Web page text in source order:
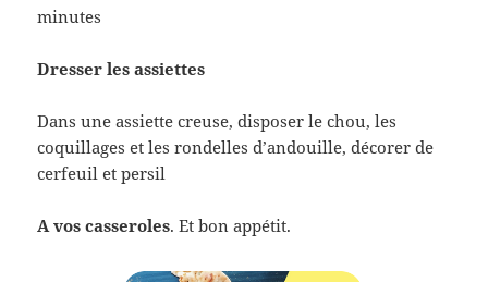
minutes
Dresser les assiettes
Dans une assiette creuse, disposer le chou, les
coquillages et les rondelles d’andouille, décorer de
cerfeuil et persil
A vos casseroles. Et bon appétit.